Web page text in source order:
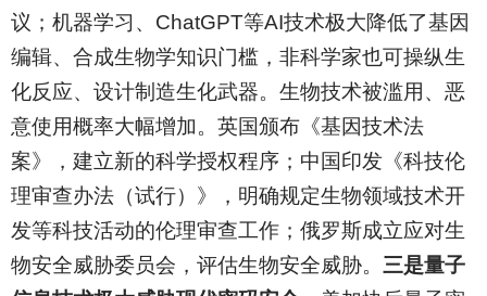
议；机器学习、ChatGPT等AI技术极大降低了基因
编辑、合成生物学知识门槛，非科学家也可操纵生
化反应、设计制造生化武器。生物技术被滥用、恶
意使用概率大幅增加。英国颁布《基因技术法
案》，建立新的科学授权程序；中国印发《科技伦
理审查办法（试行）》，明确规定生物领域技术开
发等科技活动的伦理审查工作；俄罗斯成立应对生
物安全威胁委员会，评估生物安全威胁。 三是量子